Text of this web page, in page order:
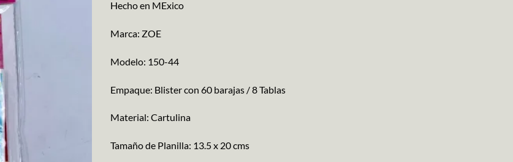
Hecho en MExico
Marca: ZOE
Modelo: 150-44
Empaque: Blister con 60 barajas / 8 Tablas
Material: Cartulina
Tamaño de Planilla: 13.5 x 20 cms